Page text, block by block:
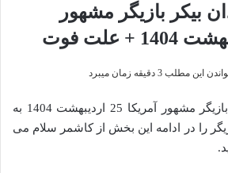
بیکر بازیگر مشهور
این مطلب 3 دقیقه زمان میبرد
درگذشت جو دان بیکر بازیگر مشهور آمریکا 25 اردیبهشت 1404 به
را در ادامه این بخش از کاشمر سلام می